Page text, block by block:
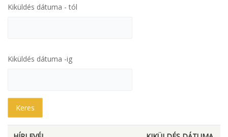
Kiküldés dátuma - tól
Kiküldés dátuma -ig